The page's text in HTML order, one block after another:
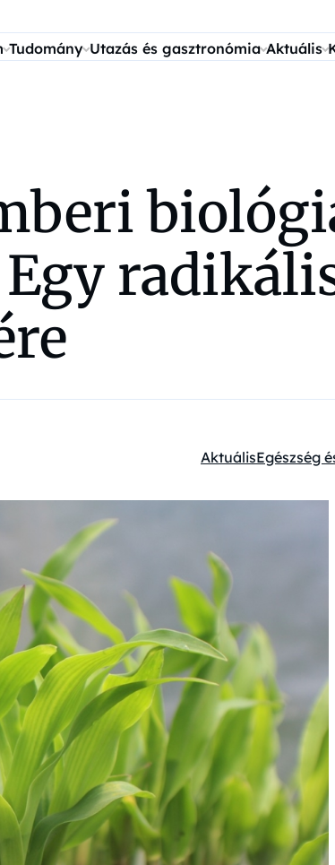
Tudomány Utazás és gasztronómia Aktuális
Kategóriák:
AktuálisEgészség